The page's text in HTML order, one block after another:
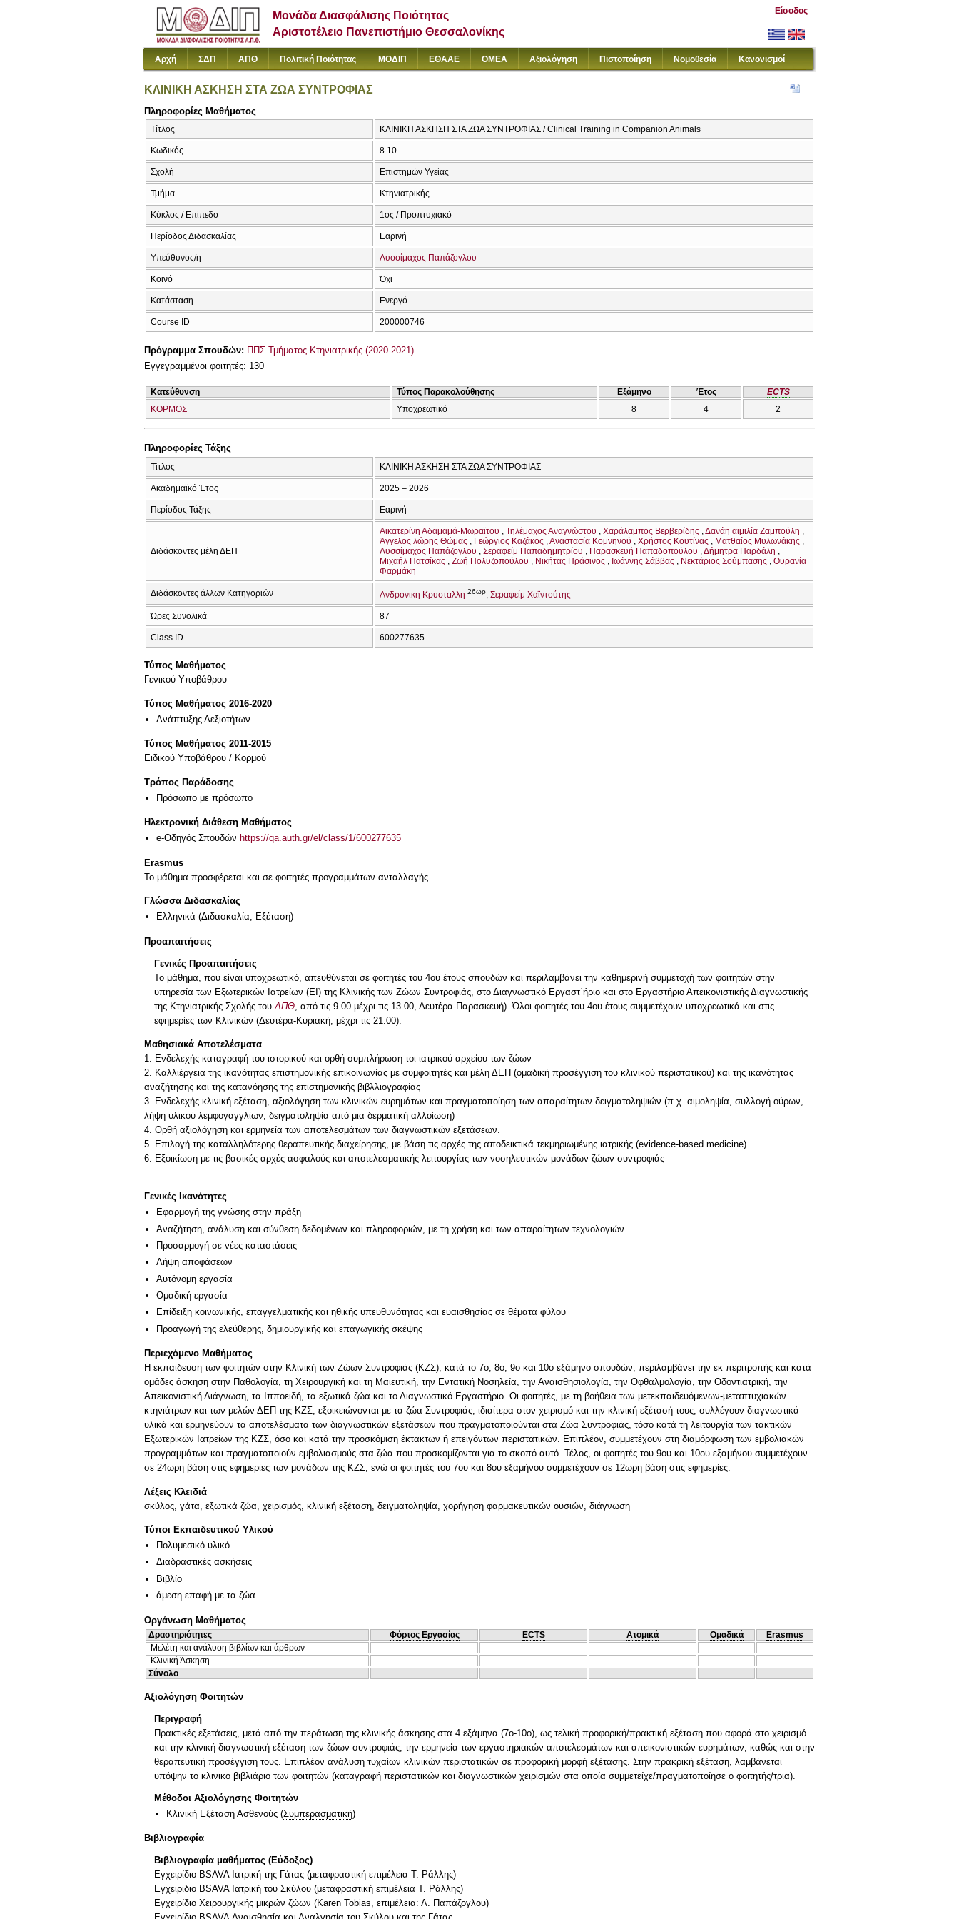
Μονάδα Διασφάλισης Ποιότητας
Αριστοτέλειο Πανεπιστήμιο Θεσσαλονίκης
Είσοδος
Αρχή ΣΔΠ ΑΠΘ Πολιτική Ποιότητας ΜΟΔΙΠ ΕΘΑΑΕ ΟΜΕΑ Αξιολόγηση Πιστοποίηση Νομοθεσία Κανονισμοί
ΚΛΙΝΙΚΗ ΑΣΚΗΣΗ ΣΤΑ ΖΩΑ ΣΥΝΤΡΟΦΙΑΣ
Πληροφορίες Μαθήματος
Τίτλος ΚΛΙΝΙΚΗ ΑΣΚΗΣΗ ΣΤΑ ΖΩΑ ΣΥΝΤΡΟΦΙΑΣ / Clinical Training in Companion Animals
Κωδικός 8.10
Σχολή Επιστημών Υγείας
Τμήμα Κτηνιατρικής
Κύκλος / Επίπεδο 1ος / Προπτυχιακό
Περίοδος Διδασκαλίας Εαρινή
Υπεύθυνος/η Λυσσίμαχος Παπάζογλου
Κοινό Όχι
Κατάσταση Ενεργό
Course ID 200000746
Πρόγραμμα Σπουδών: ΠΠΣ Τμήματος Κτηνιατρικής (2020-2021)
Εγγεγραμμένοι φοιτητές: 130
Κατεύθυνση Τύπος Παρακολούθησης Εξάμηνο Έτος
ECTS
ΚΟΡΜΟΣ
Υποχρεωτικό 8 4 2
Πληροφορίες Τάξης
Τίτλος ΚΛΙΝΙΚΗ ΑΣΚΗΣΗ ΣΤΑ ΖΩΑ ΣΥΝΤΡΟΦΙΑΣ
Ακαδημαϊκό Έτος 2025 – 2026
Περίοδος Τάξης Εαρινή
Διδάσκοντες μέλη ΔΕΠ
Αικατερίνη Αδαμαμά-Μωραϊτου Τηλέμαχος Αναγνώστου Χαράλαμπος Βερβερίδης
Δανάη αιμιλία Ζαμπούλη
Άγγελος λώρης Θώμας
Γεώργιος Καζάκος Αναστασία Κομνηνού Χρήστος Κουτίνας
Ματθαίος Μυλωνάκης
Λυσσίμαχος Παπάζογλου
Σεραφείμ Παπαδημητρίου Παρασκευή Παπαδοπούλου
Δήμητρα Παρδάλη
Μιχαήλ Πατσίκας
Ζωή Πολυζοπούλου Νικήτας Πράσινος Ιωάννης Σάββας Νεκτάριος Σούμπασης
Ουρανία
Φαρμάκη
Διδάσκοντες άλλων Κατηγοριών Ανδρονικη Κρυσταλλη 26ωρ Σεραφείμ Χαϊντούτης
Ώρες Συνολικά 87
Class ID 600277635
Τύπος Μαθήματος
Γενικού Υποβάθρου
Τύπος Μαθήματος 2016-2020
Ανάπτυξης Δεξιοτήτων
Τύπος Μαθήματος 2011-2015
Ειδικού Υποβάθρου / Κορμού
Τρόπος Παράδοσης
Πρόσωπο με πρόσωπο
Ηλεκτρονική Διάθεση Μαθήματος
e-Οδηγός Σπουδών https://qa.auth.gr/el/class/1/600277635
Erasmus
Το μάθημα προσφέρεται και σε φοιτητές προγραμμάτων ανταλλαγής.
Γλώσσα Διδασκαλίας
Ελληνικά (Διδασκαλία, Εξέταση)
Προαπαιτήσεις
Γενικές Προαπαιτήσεις
Το μάθημα, που είναι υποχρεωτικό, απευθύνεται σε φοιτητές του 4ου έτους σπουδών και περιλαμβάνει την καθημερινή συμμετοχή των φοιτητών στην
υπηρεσία των Εξωτερικών Ιατρείων (ΕΙ) της Κλινικής των Ζώων Συντροφιάς, στο Διαγνωστικό Εργαστ΄ήριο και στο Εργαστήριο Απεικονιστικής Διαγνωστικής
της Κτηνιατρικής Σχολής του ΑΠΘ , από τις 9.00 μέχρι τις 13.00, Δευτέρα-Παρασκευή). Όλοι φοιτητές του 4ου έτους συμμετέχουν υποχρεωτικά και στις
εφημερίες των Κλινικών (Δευτέρα-Κυριακή, μέχρι τις 21.00).
Μαθησιακά Αποτελέσματα
1. Ενδελεχής καταγραφή του ιστορικού και ορθή συμπλήρωση τοι ιατρικού αρχείου των ζώων
2. Καλλιέργεια της ικανότητας επιστημονικής επικοινωνίας με συμφοιτητές και μέλη ΔΕΠ (ομαδική προσέγγιση του κλινικού περιστατικού) και της ικανότητας
αναζήτησης και της κατανόησης της επιστημονικής βιβλλιογραφίας
3. Ενδελεχής κλινική εξέταση, αξιολόγηση των κλινικών ευρημάτων και πραγματοποίηση των απαραίτητων δειγματοληψιών (π.χ. αιμοληψία, συλλογή ούρων,
λήψη υλικού λεμφογαγγλίων, δειγματοληψία από μια δερματική αλλοίωση)
4. Ορθή αξιολόγηση και ερμηνεία των αποτελεσμάτων των διαγνωστικών εξετάσεων.
5. Επιλογή της καταλληλότερης θεραπευτικής διαχείρησης, με βάση τις αρχές της αποδεικτικά τεκμηριωμένης ιατρικής (evidence-based medicine)
6. Εξοικίωση με τις βασικές αρχές ασφαλούς και αποτελεσματικής λειτουργίας των νοσηλευτικών μονάδων ζώων συντροφιάς
Γενικές Ικανότητες
Εφαρμογή της γνώσης στην πράξη
Αναζήτηση, ανάλυση και σύνθεση δεδομένων και πληροφοριών, με τη χρήση και των απαραίτητων τεχνολογιών
Προσαρμογή σε νέες καταστάσεις
Λήψη αποφάσεων
Αυτόνομη εργασία
Ομαδική εργασία
Επίδειξη κοινωνικής, επαγγελματικής και ηθικής υπευθυνότητας και ευαισθησίας σε θέματα φύλου
Προαγωγή της ελεύθερης, δημιουργικής και επαγωγικής σκέψης
Περιεχόμενο Μαθήματος
Η εκπαίδευση των φοιτητών στην Κλινική των Ζώων Συντροφιάς (ΚΖΣ), κατά το 7ο, 8ο, 9ο και 10ο εξάμηνο σπουδών, περιλαμβάνει την εκ περιτροπής και κατά
ομάδες άσκηση στην Παθολογία, τη Χειρουργική και τη Μαιευτική, την Εντατική Νοσηλεία, την Αναισθησιολογία, την Οφθαλμολογία, την Οδοντιατρική, την
Απεικονιστική Διάγνωση, τα Ιπποειδή, τα εξωτικά ζώα και το Διαγνωστικό Εργαστήριο. Οι φοιτητές, με τη βοήθεια των μετεκπαιδευόμενων-μεταπτυχιακών
κτηνιάτρων και των μελών ΔΕΠ της ΚΖΣ, εξοικειώνονται με τα ζώα Συντροφιάς, ιδιαίτερα στον χειρισμό και την κλινική εξέτασή τους, συλλέγουν διαγνωστικά
υλικά και ερμηνεύουν τα αποτελέσματα των διαγνωστικών εξετάσεων που πραγματοποιούνται στα Ζώα Συντροφιάς, τόσο κατά τη λειτουργία των τακτικών
Εξωτερικών Ιατρείων της ΚΖΣ, όσο και κατά την προσκόμιση έκτακτων ή επειγόντων περιστατικών. Επιπλέον, συμμετέχουν στη διαμόρφωση των εμβολιακών
προγραμμάτων και πραγματοποιούν εμβολιασμούς στα ζώα που προσκομίζονται για το σκοπό αυτό. Τέλος, οι φοιτητές του 9ου και 10ου εξαμήνου συμμετέχουν
σε 24ωρη βάση στις εφημερίες των μονάδων της ΚΖΣ, ενώ οι φοιτητές του 7ου και 8ου εξαμήνου συμμετέχουν σε 12ωρη βάση στις εφημερίες.
Λέξεις Κλειδιά
σκύλος, γάτα, εξωτικά ζώα, χειρισμός, κλινική εξέταση, δειγματοληψία, χορήγηση φαρμακευτικών ουσιών, διάγνωση
Τύποι Εκπαιδευτικού Υλικού
Πολυμεσικό υλικό
Διαδραστικές ασκήσεις
Βιβλίο
άμεση επαφή με τα ζώα
Οργάνωση Μαθήματος
Δραστηριότητες Φόρτος Εργασίας ECTS Ατομικά Ομαδικά
Erasmus
Μελέτη και ανάλυση βιβλίων και άρθρων
Κλινική Άσκηση
Σύνολο
Αξιολόγηση Φοιτητών
Περιγραφή
Πρακτικές εξετάσεις, μετά από την περάτωση της κλινικής άσκησης στα 4 εξάμηνα (7ο-10ο), ως τελική προφορική/πρακτική εξέταση που αφορά στο χειρισμό
και την κλινική διαγνωστική εξέταση των ζώων συντροφιάς, την ερμηνεία των εργαστηριακών αποτελεσμάτων και απεικονιστικών ευρημάτων, καθώς και στην
θεραπευτική προσέγγιση τους. Επιπλέον ανάλυση τυχαίων κλινικών περιστατικών σε προφορική μορφή εξέτασης. Στην πρακρική εξέταση, λαμβάνεται
υπόψην το κλινικο βιβλιάριο των φοιτητών (καταγραφή περιστατικών και διαγνωστικών χειρισμών στα οποία συμμετείχε/πραγματοποίησε ο φοιτητής/τρια).
Μέθοδοι Αξιολόγησης Φοιτητών
Κλινική Εξέταση Ασθενούς (Συμπερασματική)
Βιβλιογραφία
Βιβλιογραφία μαθήματος (Εύδοξος)
Εγχειρίδιο BSAVA Ιατρική της Γάτας (μεταφραστική επιμέλεια Τ. Ράλλης)
Eγχειρίδιο BSAVA Ιατρική του Σκύλου (μεταφραστική επιμέλεια Τ. Ράλλης)
Εγχειρίδιο Χειρουργικής μικρών ζώων (Karen Tobias, επιμέλεια: Λ. Παπάζογλου)